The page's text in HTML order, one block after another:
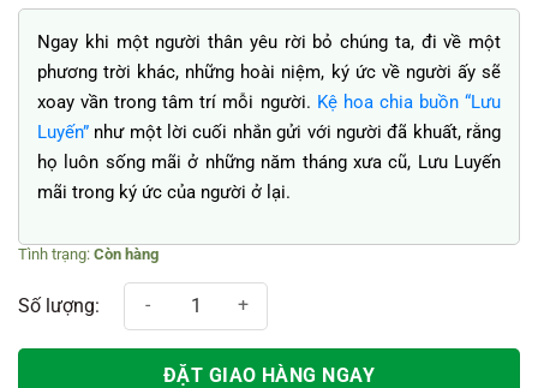
Ngay khi một người thân yêu rời bỏ chúng ta, đi về một
phương trời khác, những hoài niệm, ký ức về người ấy sẽ
xoay vần trong tâm trí mỗi người. Kệ hoa chia buồn “Lưu
Luyến” như một lời cuối nhắn gửi với người đã khuất, rằng
họ luôn sống mãi ở những năm tháng xưa cũ, Lưu Luyến
mãi trong ký ức của người ở lại.
Còn hàng
Lưu luyến số lượng
ĐẶT GIAO HÀNG NGAY